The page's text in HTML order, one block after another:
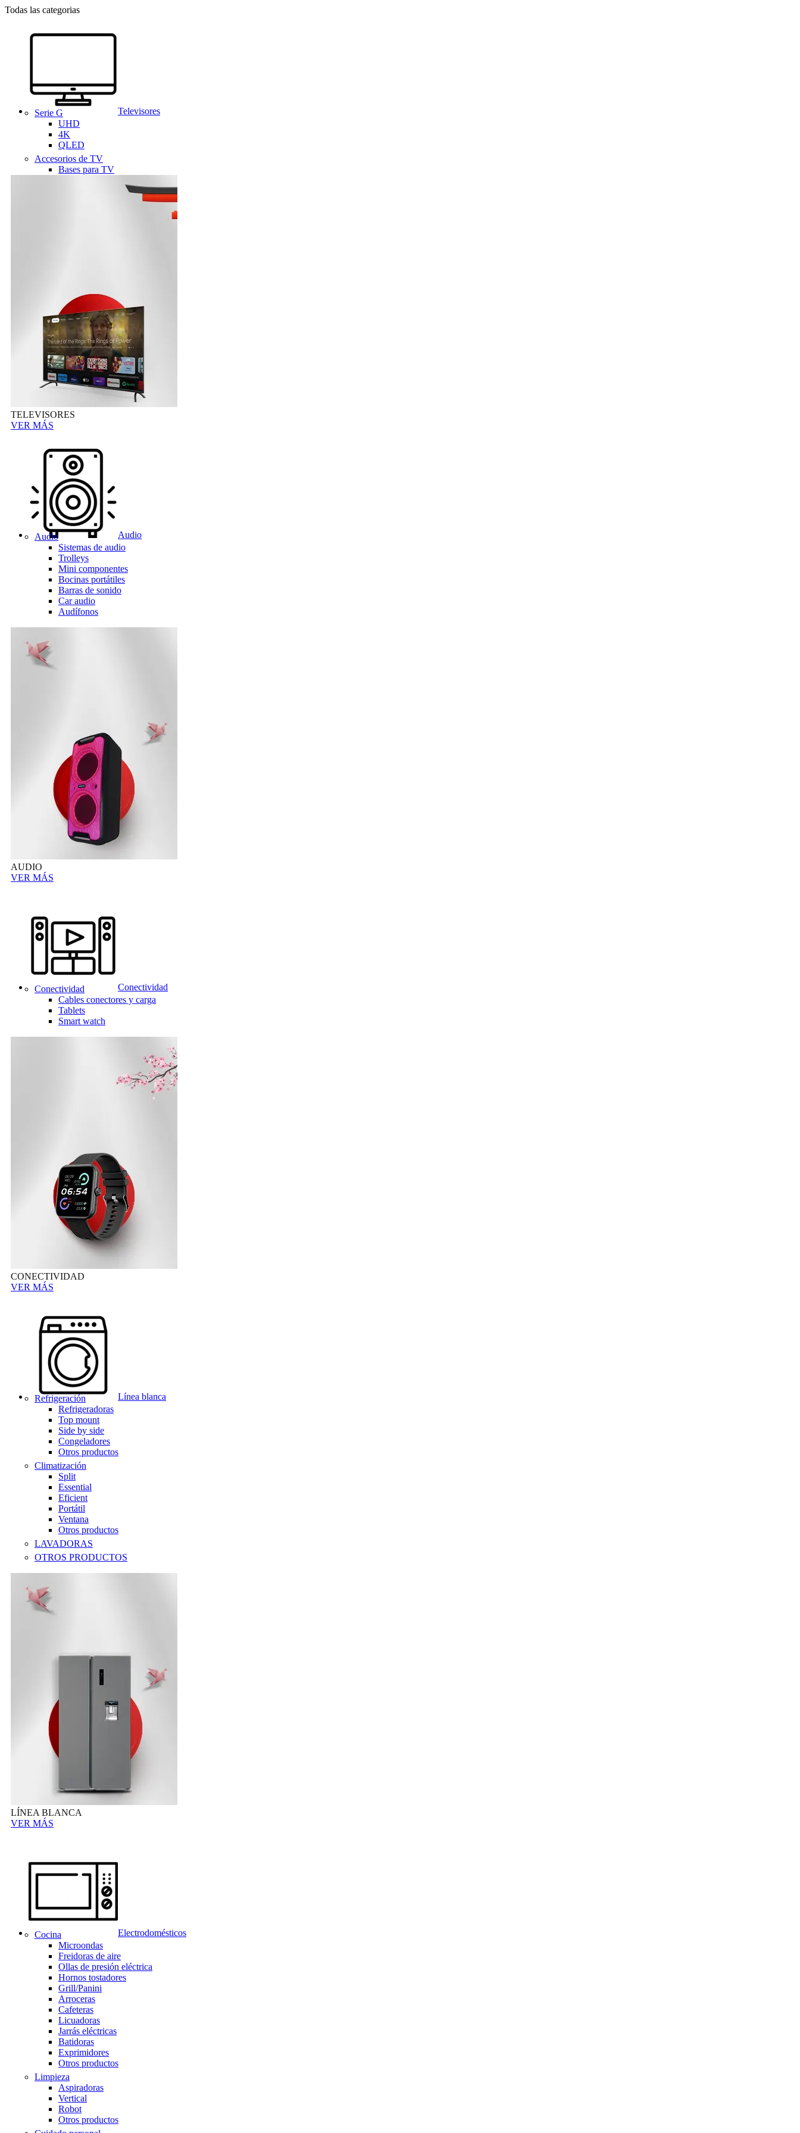
Todas las categorias
Televisores
Serie G
UHD
4K
QLED
Accesorios de TV
Bases para TV
TELEVISORES
VER MÁS
Audio
Audio
Sistemas de audio
Trolleys
Mini componentes
Bocinas portátiles
Barras de sonido
Car audio
Audífonos
AUDIO
VER MÁS
Conectividad
Conectividad
Cables conectores y carga
Tablets
Smart watch
CONECTIVIDAD
VER MÁS
Línea blanca
Refrigeración
Refrigeradoras
Top mount
Side by side
Congeladores
Otros productos
Climatización
Split
Essential
Eficient
Portátil
Ventana
Otros productos
LAVADORAS
OTROS PRODUCTOS
LÍNEA BLANCA
VER MÁS
Electrodomésticos
Cocina
Microondas
Freidoras de aire
Ollas de presión eléctrica
Hornos tostadores
Grill/Panini
Arroceras
Cafeteras
Licuadoras
Jarrás eléctricas
Batidoras
Exprimidores
Otros productos
Limpieza
Aspiradoras
Vertical
Robot
Otros productos